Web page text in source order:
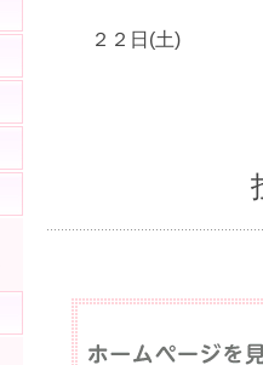
２２日(土)